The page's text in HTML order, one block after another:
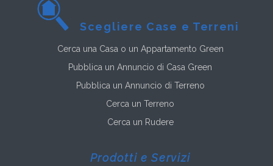
Scegliere Case e Terreni
Cerca una Casa o un Appartamento Green
Pubblica un Annuncio di Casa Green
Pubblica un Annuncio di Terreno
Cerca un Terreno
Cerca un Rudere
Prodotti e Servizi